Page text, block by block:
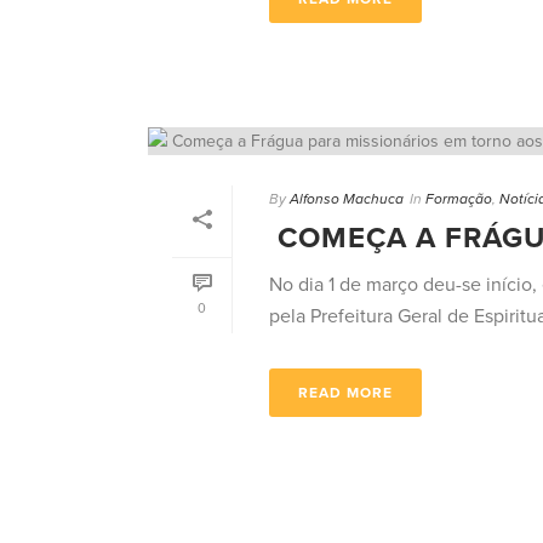
0
By Alfonso Machuca In Formação,
COMEÇA A
No dia 1 de março deu-se
pela Prefeitura Geral de
READ MORE